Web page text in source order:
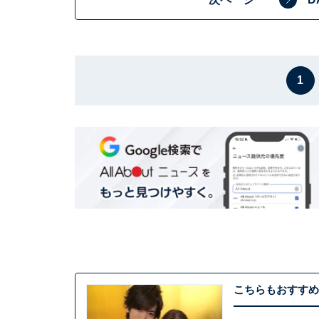
1
こちらもおすすめ